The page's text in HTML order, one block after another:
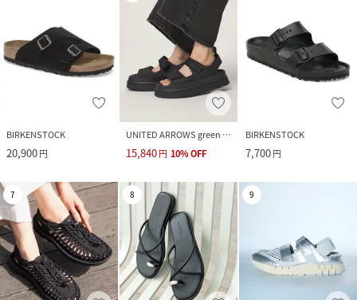
BIRKENSTOCK
20,900円
UNITED ARROWS green label relaxing
15,840円 10%OFF
BIRKENSTOCK
7,700円
7 8 9